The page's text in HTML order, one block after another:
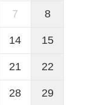
7 8
14 15
21 22
28 29